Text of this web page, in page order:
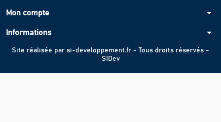
Mon compte arrow_drop_down
Informations arrow_drop_down
Site réalisée par si-developpement.fr - Tous droits réservés -
SIDev